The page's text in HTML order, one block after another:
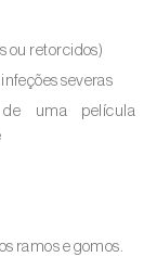
ou retorcidos)
severas
de uma película
ramos e gomos.